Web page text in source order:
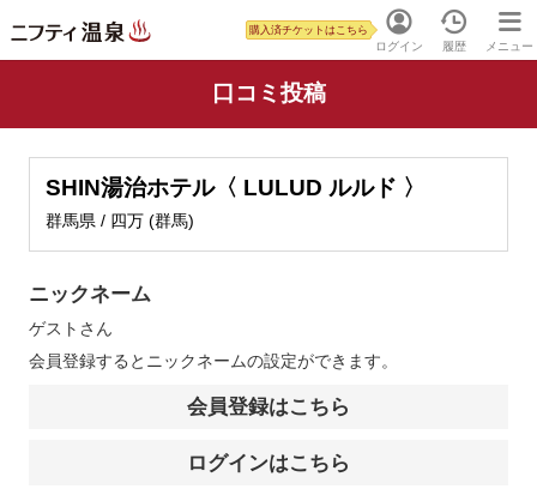
ログイン
購入済チケットはこちら
履歴 メニュー
口コミ投稿
SHIN湯治ホテル〈 LULUD ルルド 〉
群馬県 / 四万 (群馬)
ニックネーム
ゲスト さん
会員登録するとニックネームの設定ができます。
会員登録はこちら
ログインはこちら